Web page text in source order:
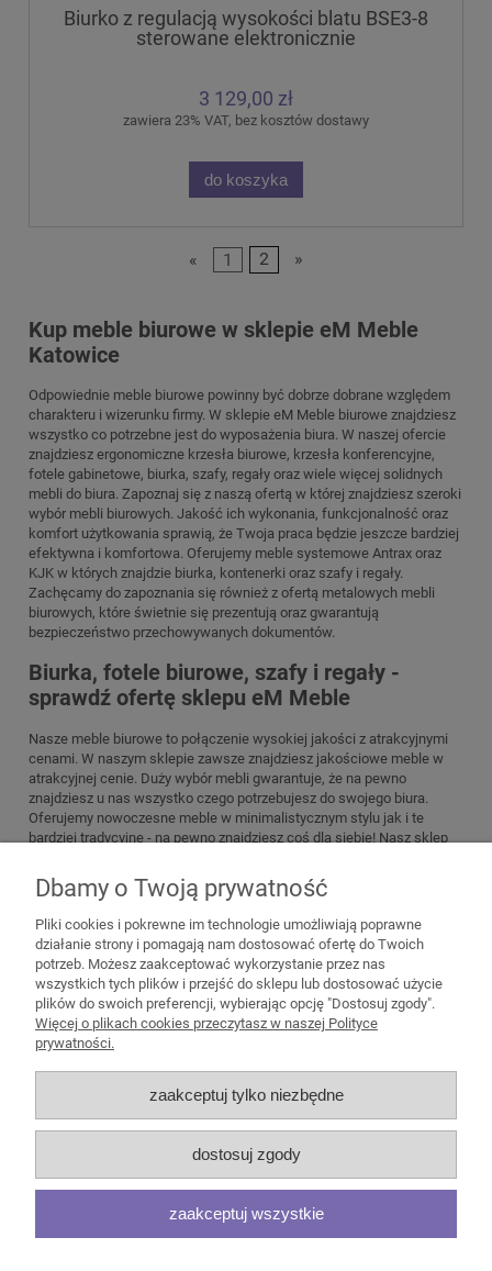
Biurko z regulacją wysokości blatu BSE3-8
sterowane elektronicznie
3 129,00 zł
zawiera 23% VAT, bez kosztów dostawy
do koszyka
« 1 2 »
Kup meble biurowe w sklepie eM Meble
Katowice
Odpowiednie meble biurowe powinny być dobrze dobrane względem
charakteru i wizerunku firmy. W sklepie eM Meble biurowe znajdziesz
wszystko co potrzebne jest do wyposażenia biura. W naszej ofercie
znajdziesz ergonomiczne krzesła biurowe, krzesła konferencyjne,
fotele gabinetowe, biurka, szafy, regały oraz wiele więcej solidnych
mebli do biura. Zapoznaj się z naszą ofertą w której znajdziesz szeroki
wybór mebli biurowych. Jakość ich wykonania, funkcjonalność oraz
komfort użytkowania sprawią, że Twoja praca będzie jeszcze bardziej
efektywna i komfortowa. Oferujemy meble systemowe Antrax oraz
KJK w których znajdzie biurka, kontenerki oraz szafy i regały.
Zachęcamy do zapoznania się również z ofertą metalowych mebli
biurowych, które świetnie się prezentują oraz gwarantują
bezpieczeństwo przechowywanych dokumentów.
Biurka, fotele biurowe, szafy i regały -
sprawdź ofertę sklepu eM Meble
Nasze meble biurowe to połączenie wysokiej jakości z atrakcyjnymi
cenami. W naszym sklepie zawsze znajdziesz jakościowe meble w
atrakcyjnej cenie. Duży wybór mebli gwarantuje, że na pewno
znajdziesz u nas wszystko czego potrzebujesz do swojego biura.
Oferujemy nowoczesne meble w minimalistycznym stylu jak i te
bardziej tradycyjne - na pewno znajdziesz coś dla siebie! Nasz sklep
jesteś ze śląska: Chorzowa, Bytomia, Gliwic, Sosnowca, Rudy
śląskiej, czy Mikołowa i wolisz zakupy stacjonarne - zapraszamy Cię
do naszego biura w Katowicach.
Pomoc
Moje konto
Płatności i dostawa
Informacje
Dbamy o Twoją prywatność
Pliki cookies i pokrewne im technologie umożliwiają poprawne
działanie strony i pomagają nam dostosować ofertę do Twoich
potrzeb. Możesz zaakceptować wykorzystanie przez nas
wszystkich tych plików i przejść do sklepu lub dostosować użycie
plików do swoich preferencji, wybierając opcję "Dostosuj zgody".
Więcej o plikach cookies przeczytasz w naszej Polityce
prywatności.
zaakceptuj tylko niezbędne
dostosuj zgody
zaakceptuj wszystkie